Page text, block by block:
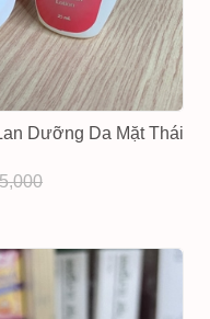
Dưỡng Da Mặt Thái